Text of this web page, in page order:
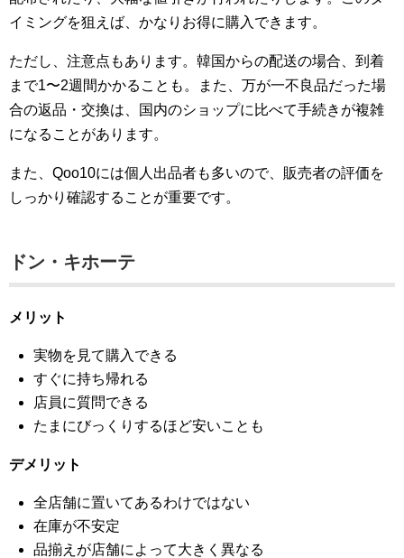
イミングを狙えば、かなりお得に購入できます。
ただし、注意点もあります。韓国からの配送の場合、到着
まで1〜2週間かかることも。また、万が一不良品だった場
合の返品・交換は、国内のショップに比べて手続きが複雑
になることがあります。
また、Qoo10には個人出品者も多いので、販売者の評価を
しっかり確認することが重要です。
ドン・キホーテ
メリット
実物を見て購入できる
すぐに持ち帰れる
店員に質問できる
たまにびっくりするほど安いことも
デメリット
全店舗に置いてあるわけではない
在庫が不安定
品揃えが店舗によって大きく異なる